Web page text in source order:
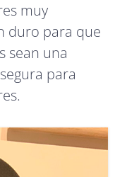
muy
duro para que
sean una
para